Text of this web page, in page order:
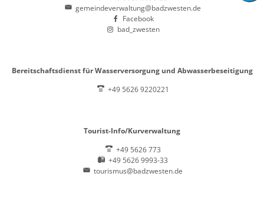
gemeindeverwaltung@badzwesten.de
Facebook
bad_zwesten
Bereitschaftsdienst für Wasserversorgung und Abwasserbeseitigung
+49 5626 9220221
Tourist-Info/Kurverwaltung
+49 5626 773
+49 5626 9993-33
tourismus@badzwesten.de